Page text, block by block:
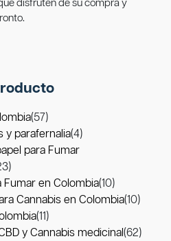
disfruten de su compra y
(57)
y parafernalia(4)
para Fumar
Fumar en Colombia(10)
Cannabis en Colombia(10)
(11)
y Cannabis medicinal(62)